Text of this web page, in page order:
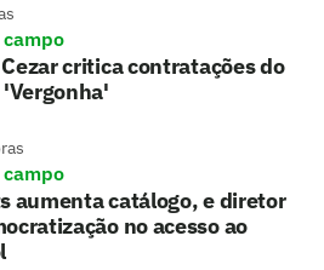
critica contratações do
'Vergonha'
aumenta catálogo, e diretor
no acesso ao